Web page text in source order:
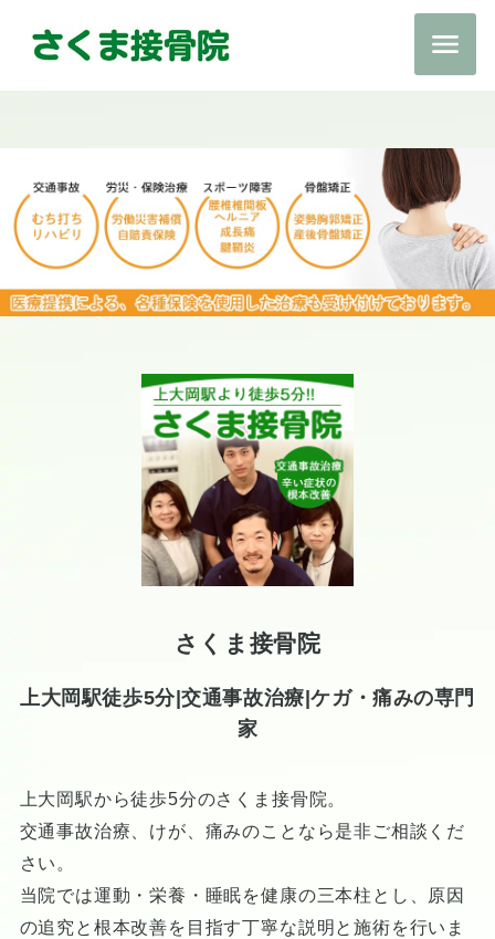
さくま接骨院
上大岡駅徒歩5分|交通事故治療|ケガ・痛みの専門
家
上大岡駅から徒歩5分のさくま接骨院。
交通事故治療、けが、痛みのことなら是非ご相談くだ
さい。
当院では運動・栄養・睡眠を健康の三本柱とし、原因
の追究と根本改善を目指す丁寧な説明と施術を行いま